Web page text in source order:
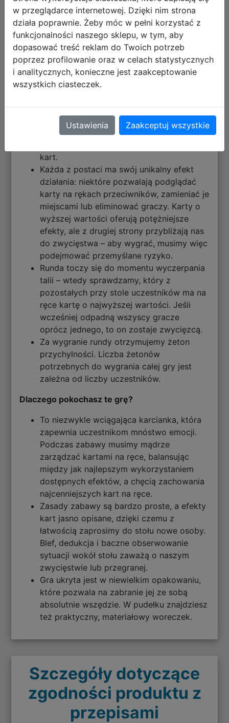
Rozgrywka w List miłosny trwa kilka rund,
podczas których wykorzystujemy
sojuszników, przyjaciół i członków rodziny
królewskiej, aby doręczyli królewnie naszą
wiadomość.
Karta na ręce symbolizuje postać, która
aktualnie niesie nasz list. Ta postać może
jak będziemy dobierać i zagrywać karty, a
także w efekcie działań innych graczy.
W swojej turze dobieramy kartę na rękę, a
kart.
Każda z postaci ma swój unikalny efekt
działania: niektóre pozwalają podglądać
karty na rękach przeciwników, zamieniać je
miejscami lub eliminować graczy. Karty o
wyższej wartości oferują potężniejsze
efekty, ale z drugiej strony przybliżają nas
do zwycięstwa – aby wygrać, musimy więc
podejmować przemyślane ryzyko.
Runda toczy się do momentu wyczerpania
talii – wtedy sprawdzamy, który z
pozostałych przy stole uczestników ma na
ręce kartę o najwyższej wartości. Jeśli
wcześniej odpadną wszyscy gracze
oprócz jednego, to on zostaje zwycięzcą.
Za wygranie rundy otrzymujemy żeton
przychylności. Liczba żetonów
potrzebnych do wygrania całej gry jest
zależna od liczby uczestników.
Dlaczego pokochasz te grę?
To niezwykle wciągająca karcianka, która
zapewnia uczestnikom mnóstwo emocji.
Podczas zabawy musimy mądrze
zarządzać kartami na ręce, balansując
między jak najlepszym wykorzystaniem
dostępnych efektów, a chęcią zachowania
najcenniejszych kart na ręce.
Zasady zabawy są bardzo proste, a efekty
kart jasno opisane, dzięki czemu z
łatwością zaprosimy do stołu nowe osoby.
Blef, dedukcja i baczne obserwowanie
sytuacji wokół stołu zaważą o naszym
zwycięstwie lub przegranej.
Gra ukryta jest w niewielkim opakowaniu,
które pozwala na zabranie jej ze sobą
absolutnie wszędzie. W pudełku znajdziesz
też praktyczny, materiałowy woreczek.
Szczegóły dotyczące
zgodności produktu z
przepisami
w przeglądarce internetowej. Dzięki nim strona
działa poprawnie. Żeby móc w pełni korzystać z
funkcjonalności naszego sklepu, w tym, aby
dopasować treść reklam do Twoich potrzeb
poprzez profilowanie oraz w celach statystycznych
i analitycznych, konieczne jest zaakceptowanie
wszystkich ciasteczek.
Ustawienia Zaakceptuj wszystkie